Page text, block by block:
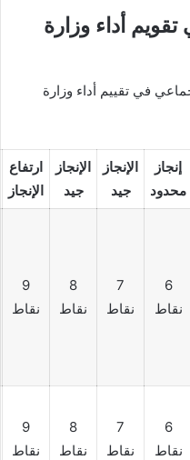
تقويم أداء وزارة
في تقييم أداء وزارة
إنجاز
محدود
الإنجاز
جيد
الإنجاز
جيد
ارتفاع
الإنجاز
6
نقاط
7
نقاط
8
نقاط
9
نقاط
6
نقاط
7
نقاط
8
نقاط
9
نقاط